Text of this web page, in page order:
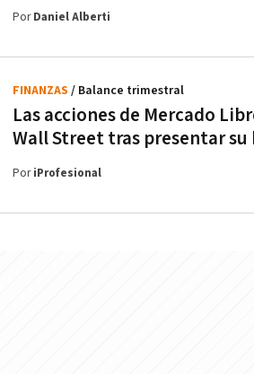
PorDaniel Alberti
Las acciones de Mercado
Wall Street tras presentar su
FINANZAS / Balance trimestral
PoriProfesional